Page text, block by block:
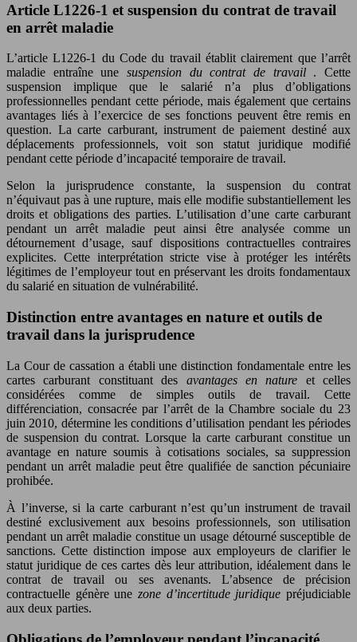
Article L1226-1 et suspension du contrat de travail
en arrêt maladie
L’article L1226-1 du Code du travail établit clairement que l’arrêt
maladie entraîne une suspension du contrat de travail . Cette
suspension implique que le salarié n’a plus d’obligations
professionnelles pendant cette période, mais également que certains
avantages liés à l’exercice de ses fonctions peuvent être remis en
question. La carte carburant, instrument de paiement destiné aux
déplacements professionnels, voit son statut juridique modifié
pendant cette période d’incapacité temporaire de travail.
Selon la jurisprudence constante, la suspension du contrat
n’équivaut pas à une rupture, mais elle modifie substantiellement les
droits et obligations des parties. L’utilisation d’une carte carburant
pendant un arrêt maladie peut ainsi être analysée comme un
détournement d’usage, sauf dispositions contractuelles contraires
explicites. Cette interprétation stricte vise à protéger les intérêts
légitimes de l’employeur tout en préservant les droits fondamentaux
du salarié en situation de vulnérabilité.
Distinction entre avantages en nature et outils de
travail dans la jurisprudence
La Cour de cassation a établi une distinction fondamentale entre les
cartes carburant constituant des avantages en nature et celles
considérées comme de simples outils de travail. Cette
différenciation, consacrée par l’arrêt de la Chambre sociale du 23
juin 2010, détermine les conditions d’utilisation pendant les périodes
de suspension du contrat. Lorsque la carte carburant constitue un
avantage en nature soumis à cotisations sociales, sa suppression
pendant un arrêt maladie peut être qualifiée de sanction pécuniaire
prohibée.
À l’inverse, si la carte carburant n’est qu’un instrument de travail
destiné exclusivement aux besoins professionnels, son utilisation
pendant un arrêt maladie constitue un usage détourné susceptible de
sanctions. Cette distinction impose aux employeurs de clarifier le
statut juridique de ces cartes dès leur attribution, idéalement dans le
contrat de travail ou ses avenants. L’absence de précision
contractuelle génère une zone d’incertitude juridique préjudiciable
aux deux parties.